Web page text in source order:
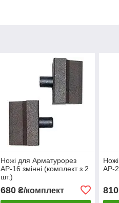
Ножі для Арматурорез
АР-16 змінні (комплект з 2
шт.)
680₴/комплект
АР-
810